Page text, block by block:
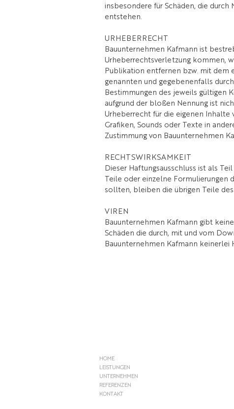
insbesondere für Schäden, die
entstehen.
URHEBERRECHT
Bauunternehmen Kafmann ist
Urheberrechtsverletzung kommen,
Publikation entfernen bzw. mit dem
genannten und gegebenenfalls
Bestimmungen des jeweils gültigen
aufgrund der bloßen Nennung ist
Urheberrecht für die eigenen Inhalte
Grafiken, Sounds oder Texte in
Zustimmung von Bauunternehmen
RECHTSWIRKSAMKEIT
Dieser Haftungsausschluss ist als
Teile oder einzelne Formulierungen
sollten, bleiben die übrigen Teile
VIREN
Bauunternehmen Kafmann gibt
Schäden die durch, mit und vom
Bauunternehmen Kafmann keinerlei
HOME
LEISTUNGEN
UNTERNEHMEN
REFERENZEN
KONTAKT